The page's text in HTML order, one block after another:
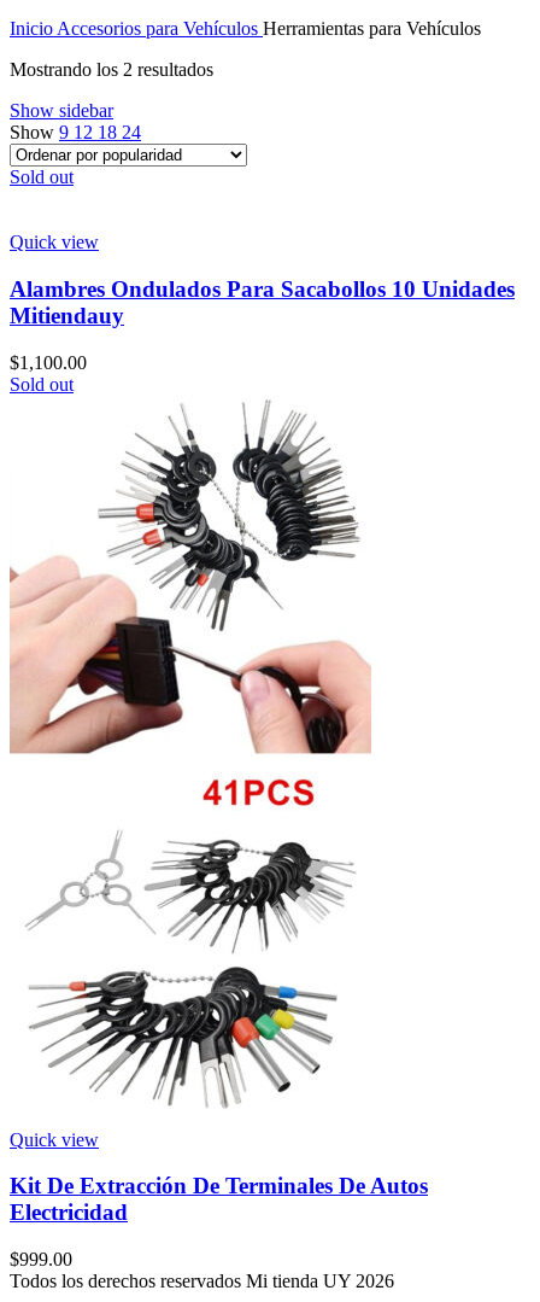
Inicio Accesorios para Vehículos Herramientas para Vehículos
Mostrando los 2 resultadosOrdenado
Show sidebar
Show 9 12 18 24
Sold out
Quick view
Alambres Ondulados Para Sacabollos 10 Unidades
Mitiendauy
$1,100.00
Sold out
Quick view
Kit De Extracción De Terminales De Autos
Electricidad
$999.00
Todos los derechos reservados Mi tienda UY 2026